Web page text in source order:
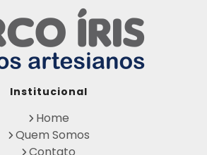
Licença de Perfuração de Poç
o Artesiano
de Poço Semi Artesiano
para Perfuração de Poço Artesi
ano
DAEE para Poço Artesiano
cos
nos
Institucional
Home
Quem Somos
Contato